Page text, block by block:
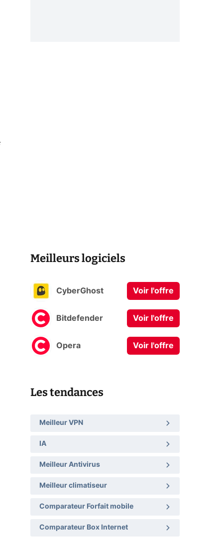
Meilleurs logiciels
CyberGhost Voir l'offre
Bitdefender Voir l'offre
Opera Voir l'offre
Les tendances
Meilleur VPN
IA
Meilleur Antivirus
Meilleur climatiseur
Comparateur Forfait mobile
Comparateur Box Internet